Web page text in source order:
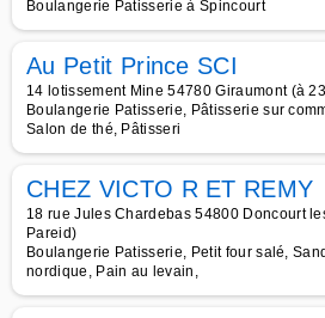
Boulangerie Patisserie à Spincourt
Au Petit Prince SCI
14 lotissement Mine 54780 Giraumont (à
Boulangerie Patisserie, Pâtisserie sur
Salon de thé, Pâtisseri
CHEZ VICTO R ET REMY
18 rue Jules Chardebas 54800 Doncourt
Pareid)
Boulangerie Patisserie, Petit four salé,
nordique, Pain au levain,